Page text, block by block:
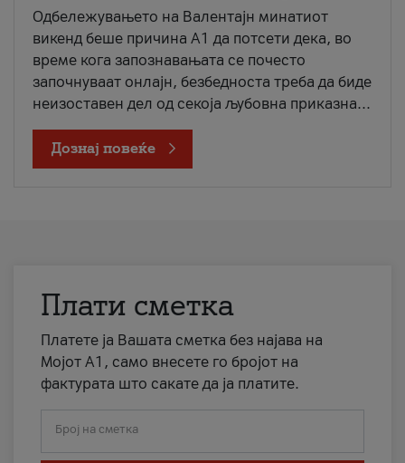
Одбележувањето на Валентајн минатиот
викенд беше причина А1 да потсети дека, во
време кога запознавањата се почесто
започнуваат онлајн, безбедноста треба да биде
неизоставен дел од секоја љубовна приказна...
Дознај повеќе
Плати сметка
Платете ја Вашата сметка без најава на
Мојот А1, само внесете го бројот на
фактурата што сакате да ја платите.
Број на сметка